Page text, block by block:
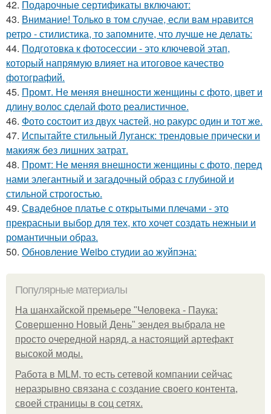
42. Подарочные сертификаты включают:
43. Внимание! Только в том случае, если вам нравится
ретро - стилистика, то запомните, что лучше не делать:
44. Подготовка к фотосессии - это ключевой этап,
который напрямую влияет на итоговое качество
фотографий.
45. Промт. Не меняя внешности женщины с фото, цвет и
длину волос сделай фото реалистичное.
46. Фото состоит из двух частей, но ракурс один и тот же.
47. Испытайте стильный Луганск: трендовые прически и
макияж без лишних затрат.
48. Промт: Не меняя внешности женщины с фото, перед
нами элегантный и загадочный образ с глубиной и
стильной строгостью.
49. Свадебное платье с открытыми плечами - это
прекрасныи выбор для тех, кто хочет создать нежныи и
романтичныи образ.
50. Обновление Weibo студии ао жуйпэна:
Популярные материалы
На шанхайской премьере "Человека - Паука:
Совершенно Новый День" зендея выбрала не
просто очередной наряд, а настоящий артефакт
высокой моды.
Работа в MLM, то есть сетевой компании сейчас
неразрывно связана с создание своего контента,
своей страницы в соц сетях.